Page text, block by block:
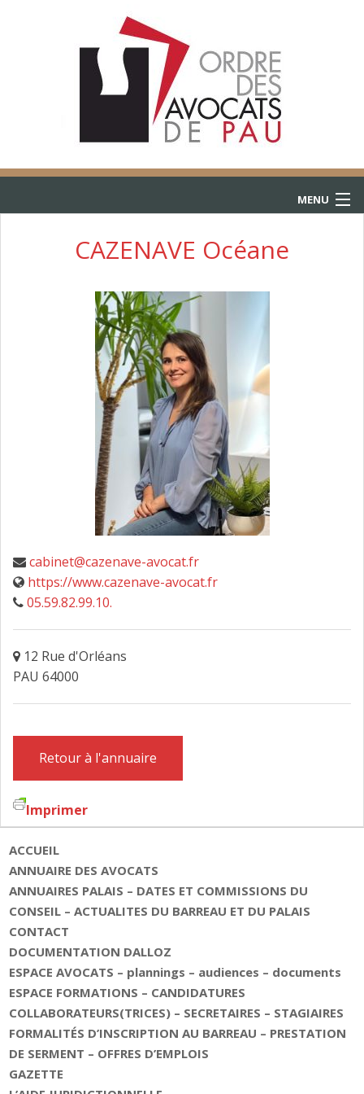
MENU
CONSULTATIONS
L’AIDE JURIDICTIONNELLE
FAIRE DESIGNER UN AVOCAT
CAZENAVE Océane
cabinet@cazenave-avocat.fr
https://www.cazenave-avocat.fr
05.59.82.99.10.
12 Rue d'Orléans
PAU 64000
Retour à l'annuaire
Imprimer
ACCUEIL
ANNUAIRE DES AVOCATS
ANNUAIRES PALAIS – DATES ET COMMISSIONS DU
CONSEIL – ACTUALITES DU BARREAU ET DU PALAIS
CONTACT
DOCUMENTATION DALLOZ
ESPACE AVOCATS – plannings – audiences – documents
ESPACE FORMATIONS – CANDIDATURES
COLLABORATEURS(TRICES) – SECRETAIRES – STAGIAIRES
FORMALITÉS D’INSCRIPTION AU BARREAU – PRESTATION
DE SERMENT – OFFRES D’EMPLOIS
GAZETTE